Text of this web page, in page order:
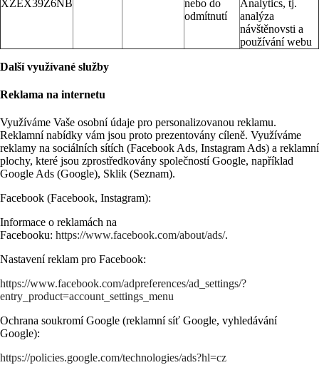
XZEX39Z6NB
nebo do
odmítnutí
Analytics, tj.
analýza
návštěnovsti a
používání webu
Další využívané služby
Reklama na internetu
Využíváme Vaše osobní údaje pro personalizovanou reklamu.
Reklamní nabídky vám jsou proto prezentovány cíleně. Využíváme
reklamy na sociálních sítích (Facebook Ads, Instagram Ads) a reklamní
plochy, které jsou zprostředkovány společností Google, například
Google Ads (Google), Sklik (Seznam).
Facebook (Facebook, Instagram):
Informace o reklamách na
Facebooku: https://www.facebook.com/about/ads/.
Nastavení reklam pro Facebook:
https://www.facebook.com/adpreferences/ad_settings/?
entry_product=account_settings_menu
Ochrana soukromí Google (reklamní síť Google, vyhledávání
Google):
https://policies.google.com/technologies/ads?hl=cz